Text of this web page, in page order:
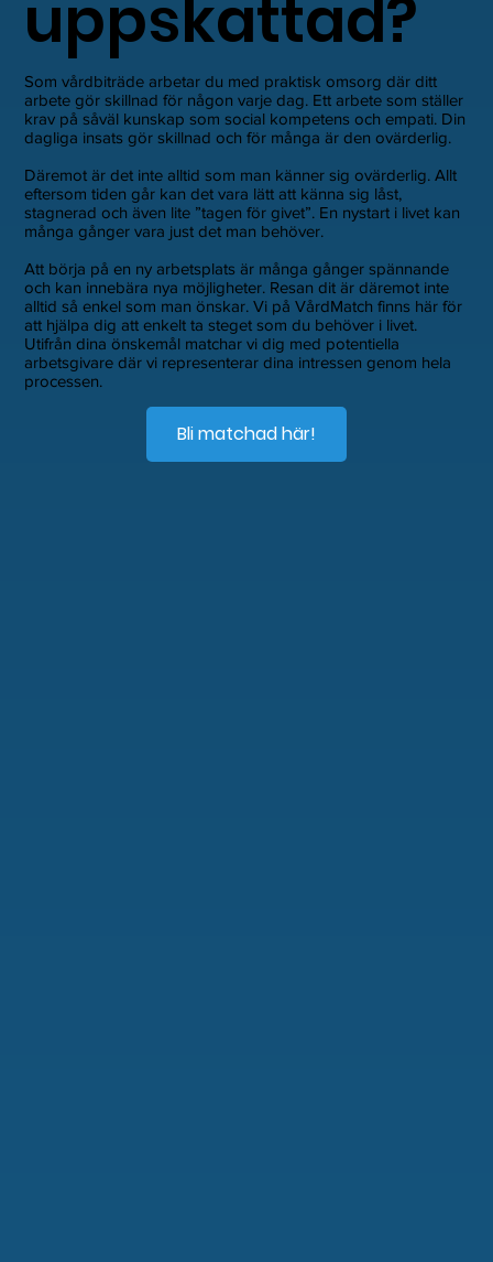
uppskattad?
Som vårdbiträde arbetar du med praktisk omsorg där ditt
arbete gör skillnad för någon varje dag. Ett arbete som ställer
krav på såväl kunskap som social kompetens och empati. Din
dagliga insats gör skillnad och för många är den ovärderlig.
Däremot är det inte alltid som man känner sig ovärderlig. Allt
eftersom tiden går kan det vara lätt att känna sig låst,
stagnerad och även lite ”tagen för givet”. En nystart i livet kan
många gånger vara just det man behöver.
Att börja på en ny arbetsplats är många gånger spännande
och kan innebära nya möjligheter. Resan dit är däremot inte
alltid så enkel som man önskar. Vi på VårdMatch finns här för
att hjälpa dig att enkelt ta steget som du behöver i livet.
Utifrån dina önskemål matchar vi dig med potentiella
arbetsgivare där vi representerar dina intressen genom hela
processen.
Bli matchad här!